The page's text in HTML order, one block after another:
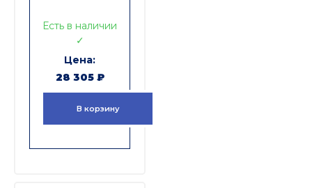
Есть в наличии
✓
28 305 ₽
В корзину